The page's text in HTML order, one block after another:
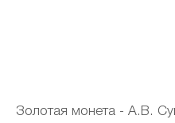
Золотая монета - А.В.